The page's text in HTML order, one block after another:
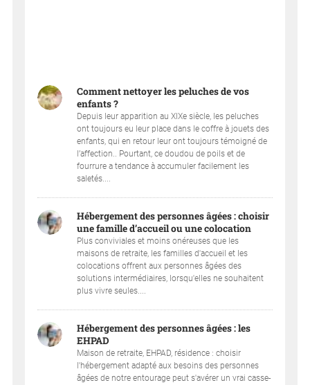
Comment nettoyer les peluches de vos
enfants ?
Depuis leur apparition au XIXe siècle, les peluches
ont toujours eu leur place dans le coffre à jouets des
enfants, qui en retour leur ont toujours témoigné de
l’affection.. Pourtant, ce doudou de poils et de
fourrure a tendance à accumuler facilement les
saletés....
Hébergement des personnes âgées : choisir
une famille d’accueil ou une colocation
Plus conviviales et moins onéreuses que les
maisons de retraite, les familles d'accueil et les
colocations offrent aux personnes âgées des
solutions intermédiaires, lorsqu'elles ne souhaitent
plus vivre seules....
Hébergement des personnes âgées : les
EHPAD
Maison de retraite, EHPAD, résidence : choisir
l'hébergement adapté aux besoins des personnes
âgées de notre entourage peut s'avérer un vrai casse-